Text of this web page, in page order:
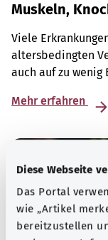
Diese Webseite
Das Portal
wie „Artikel
bereitzustellen
Muskeln,
Viele
altersbedingten
auch auf zu wenig
Mehr erfahren